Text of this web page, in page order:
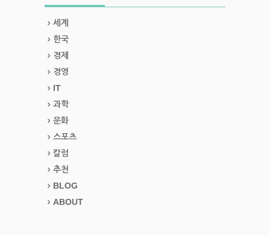
세계
한국
경제
경영
IT
과학
문화
스포츠
칼럼
추천
BLOG
ABOUT